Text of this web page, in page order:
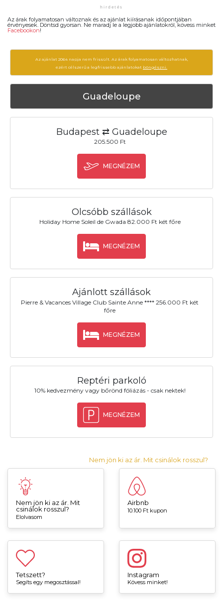
Az árak folyamatosan változnak és az ajánlat kiírásanak időpontjában
érvényesek. Döntsd gyorsan. Ne maradj le a legjobb ajánlatokról, kövess minket
Facebookon!
Az ajánlat 2064 napja nem frissült. Az árak folyamatosan változhatnak,
ezért célszerű a legfrissebb ajánlatokat böngészni.
Guadeloupe
Budapest ⇄ Guadeloupe
205.500 Ft
MEGNÉZEM
Olcsóbb szállások
Holiday Home Soleil de Gwada 82.000 Ft két főre
MEGNÉZEM
Ajánlott szállások
Pierre & Vacances Village Club Sainte Anne **** 256.000 Ft két
főre
MEGNÉZEM
Reptéri parkoló
10% kedvezmény vagy bőrönd fóliázás - csak nektek!
MEGNÉZEM
Nem jön ki az ár. Mit csinálok rosszul?
Nem jön ki az ár. Mit
csinálok rosszul?
Elolvasom
Airbnb
10.100 Ft kupon
Tetszett?
Segíts egy megosztással!
Instagram
Kövess minket!